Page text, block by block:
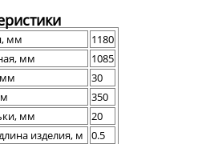
мм
1180
мм
1085
30
350
мм
20
изделия, м
0.5